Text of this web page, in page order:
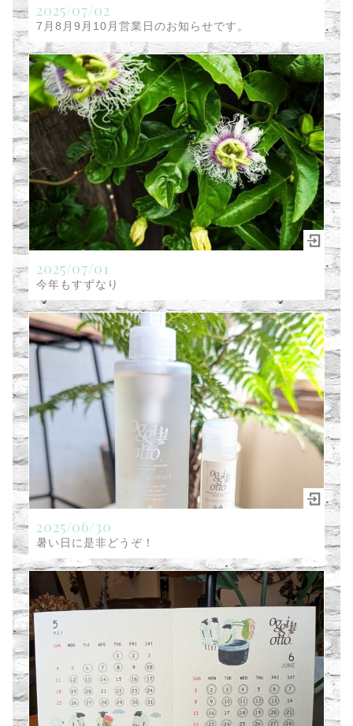
2025/07/02
7月8月9月10月営業日のお知らせです。
2025/07/01
今年もすずなり
2025/06/30
暑い日に是非どうぞ！